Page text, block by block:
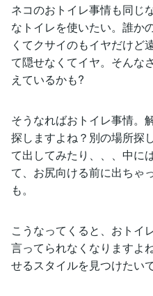
ネコのおトイレ事情も同じ
なトイレを使いたい。誰か
くてクサイのもイヤだけど
て隠せなくてイヤ。そんな
えているかも?
そうなればおトイレ事情。
探しますよね？別の場所探
て出してみたり、、、中に
て、お尻向ける前に出ちゃ
も。
こうなってくると、おトイ
言ってられなくなりますよ
せるスタイルを見つけたい